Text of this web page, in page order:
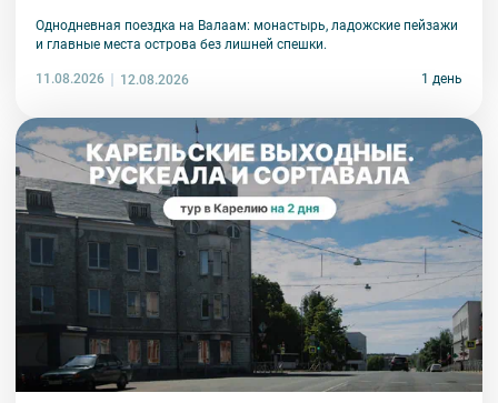
Однодневная поездка на Валаам: монастырь, ладожские пейзажи
и главные места острова без лишней спешки.
11.08.2026 12.08.2026 1 день